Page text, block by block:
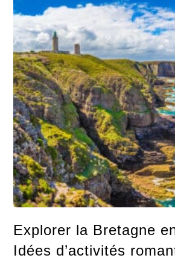
Explorer la Bretagne
Idées d’activités